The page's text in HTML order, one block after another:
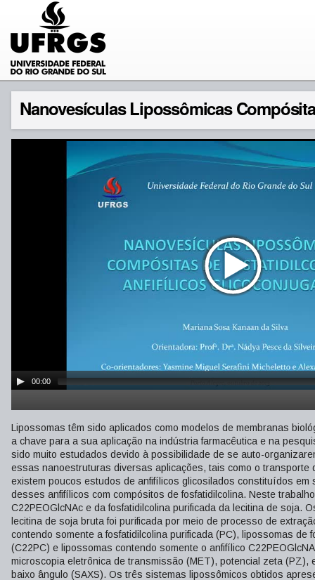
Nanovesículas Lipossômicas
00:00
Lipossomas têm sido aplicados como modelos de membranas
a chave para a sua aplicação na indústria farmacêutica e na
sido muito estudados devido à possibilidade de se auto-
essas nanoestruturas diversas aplicações, tais como o
existem poucos estudos de anfifílicos glicosilados constituídos
desses anfifílicos com compósitos de fosfatidilcolina. Neste
C22PEOGlcNAc e da fosfatidilcolina purificada da lecitina de soja.
lecitina de soja bruta foi purificada por meio de processo de
contendo somente a fosfatidilcolina purificada (PC), lipossomas de
(C22PC) e lipossomas contendo somente o anfifílico
microscopia eletrônica de transmissão (MET), potencial zeta
baixo ângulo (SAXS). Os três sistemas lipossômicos obtidos